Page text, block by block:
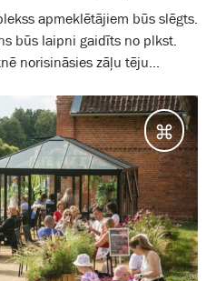
apmeklētājiem būs slēgts.
būs laipni gaidīts no plkst.
norisināsies zāļu tēju...